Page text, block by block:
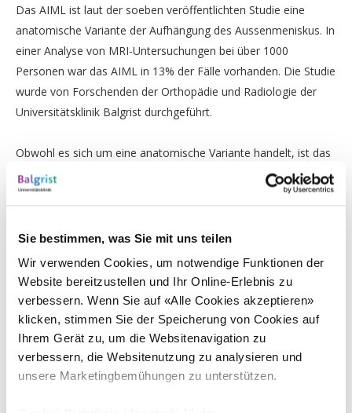
Sie bestimmen, was Sie mit uns teilen
Wir verwenden Cookies, um notwendige Funktionen der
Website bereitzustellen und Ihr Online-Erlebnis zu
verbessern. Wenn Sie auf «Alle Cookies akzeptieren»
klicken, stimmen Sie der Speicherung von Cookies auf
Ihrem Gerät zu, um die Websitenavigation zu
verbessern, die Websitenutzung zu analysieren und
unsere Marketingbemühungen zu unterstützen.
Das AIML ist laut der soeben veröffentlichten Studie eine
anatomische Variante der Aufhängung des Aussenmeniskus. In
einer Analyse von MRI-Untersuchungen bei über 1000
Personen war das AIML in 13% der Fälle vorhanden. Die Studie
wurde von Forschenden der Orthopädie und Radiologie der
Universitätsklinik Balgrist durchgeführt.
Obwohl es sich um eine anatomische Variante handelt, ist das
Vorhandensein eines AIML im Kniegelenk klinisch bedeutsam.
Menschen mit AIML haben ein deutlich erhöhtes Risiko für
Zur Studie American Journal of Roentgenology, 25. Juni
2019
Download Medienmitteilung